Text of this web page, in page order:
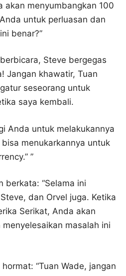
akan menyumbangkan 100
untuk perluasan dan
benar?”
Steve bergegas
Jangan khawatir, Tuan
seseorang untuk
saya kembali.
Anda untuk melakukannya
menukarkannya untuk
”
berkata: “Selama ini
dan Orvel juga. Ketika
Serikat, Anda akan
masalah ini
“Tuan Wade, jangan